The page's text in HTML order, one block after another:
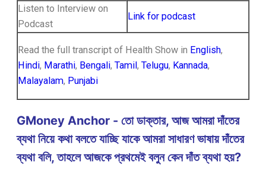
Listen to Interview on
Podcast
Link for podcast
Read the full transcript of Health Show in English,
Hindi, Marathi, Bengali, Tamil, Telugu, Kannada,
Malayalam, Punjabi
GMoney Anchor - তো ডাক্তার, আজ আমরা দাঁতের
ব্যথা নিয়ে কথা বলতে যাচ্ছি যাকে আমরা সাধারণ ভাষায় দাঁতের
ব্যথা বলি, তাহলে আজকে প্রথমেই বলুন কেন দাঁত ব্যথা হয়?